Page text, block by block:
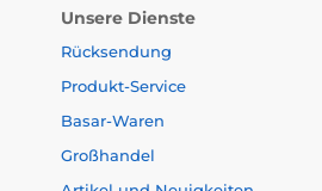
Unsere Dienste
Rücksendung
Produkt-Service
Basar-Waren
Großhandel